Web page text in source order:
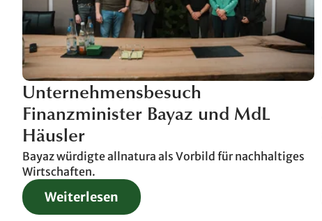
Unternehmensbesuch
Finanzminister Bayaz und MdL
Häusler
Bayaz würdigte allnatura als Vorbild für nachhaltiges
Wirtschaften.
Weiterlesen